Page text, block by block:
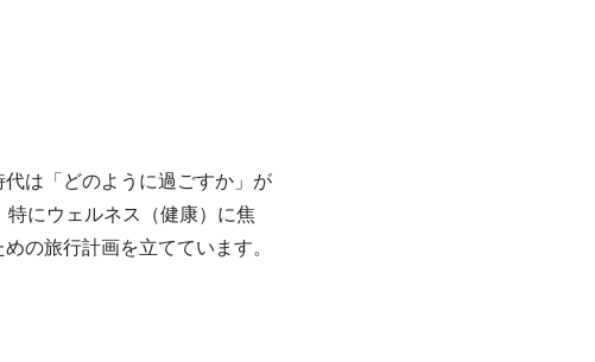
は「どのように過ごすか」が
にウェルネス（健康）に焦
の旅行計画を立てています。